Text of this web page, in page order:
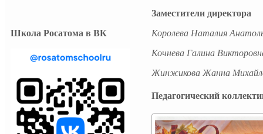
Школа Росатома в ВК
Заместители директора
Королева Наталия
Кочнева Галина
Жинжикова Жанна
Педагогический